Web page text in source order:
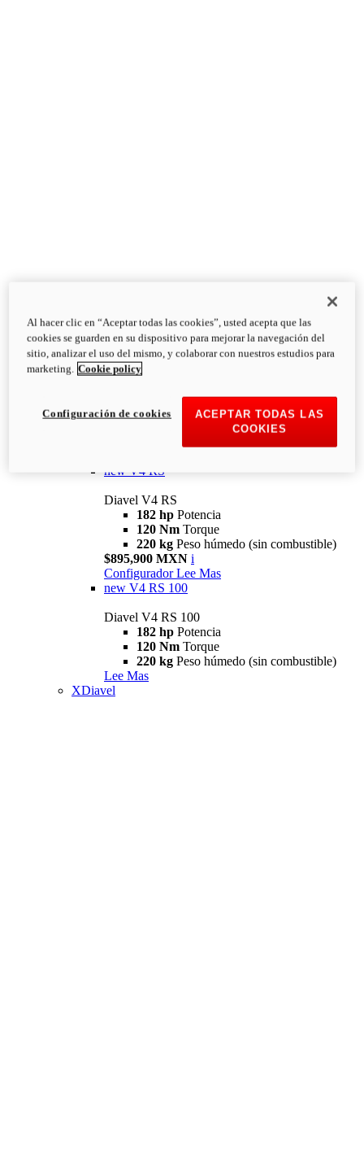
Diavel
V4
Diavel V4
126 NmTorque
223 kg
PESO HÚMEDO SIN
new V4 RS
Diavel V4 RS
182 hp Potencia
120 Nm Torque
220 kg Peso húmedo (sin combustible)
$895,900 MXN i
Configurador Lee Mas
new V4 RS 100
Diavel V4 RS 100
182 hp Potencia
120 Nm Torque
220 kg Peso húmedo (sin combustible)
Lee Mas
XDiavel
Al hacer clic en “Aceptar todas las cookies”, usted acepta que las
cookies se guarden en su dispositivo para mejorar la navegación del
sitio, analizar el uso del mismo, y colaborar con nuestros estudios para
marketing. Cookie policy
ACEPTAR TODAS LAS
COOKIES
Configuración de cookies